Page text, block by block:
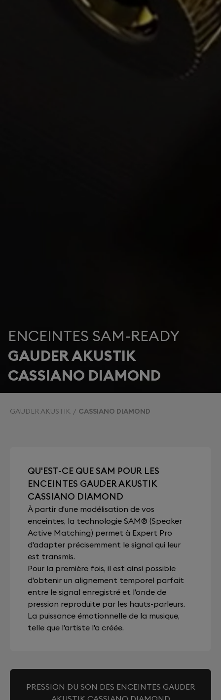
ENCEINTES SAM-READY
GAUDER AKUSTIK
CASSIANO DIAMOND
GAUDER AKUSTIK CASSIANO DIAMOND
QU'EST-CE QUE SAM POUR LES
ENCEINTES GAUDER AKUSTIK
CASSIANO DIAMOND
À partir d'une modélisation de vos
enceintes, la technologie SAM® (Speaker
Active Matching) permet à Expert Pro
d'adapter précisemment le signal qui leur
est transmis.
Pour la première fois, il est ainsi possible
d'obtenir un alignement temporel parfait
entre le signal enregistré et l'onde de
pression reproduite par les hauts-parleurs.
La puissance émotionnelle de la musique,
telle que l'artiste l'a créée.
PRESSION DU SON DES ENCEINTES GAUDER